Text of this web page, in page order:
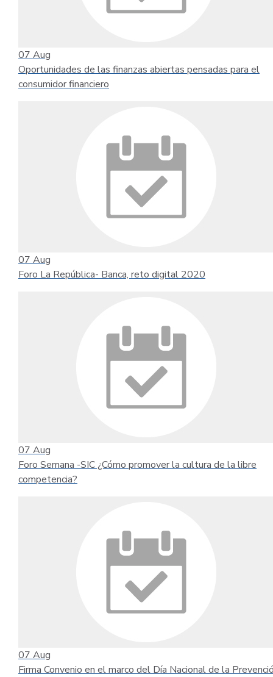
07 Aug
Oportunidades de las finanzas abiertas pensadas para el
consumidor financiero
07 Aug
Foro La República- Banca, reto digital 2020
07 Aug
Foro Semana -SIC ¿Cómo promover la cultura de la libre
competencia?
07 Aug
Firma Convenio en el marco del Día Nacional de la